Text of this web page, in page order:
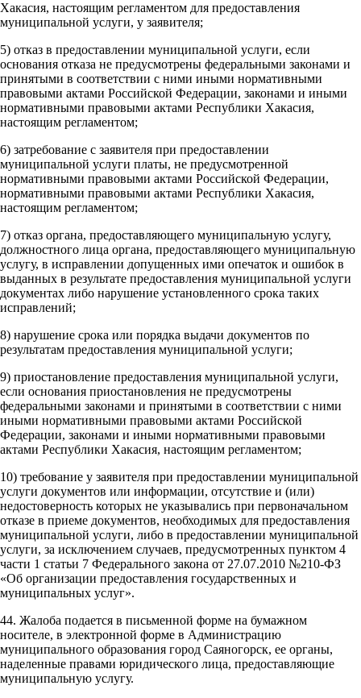
Хакасия, настоящим регламентом для предоставления
муниципальной услуги, у заявителя;
5) отказ в предоставлении муниципальной услуги, если
основания отказа не предусмотрены федеральными законами и
принятыми в соответствии с ними иными нормативными
правовыми актами Российской Федерации, законами и иными
нормативными правовыми актами Республики Хакасия,
настоящим регламентом;
6) затребование с заявителя при предоставлении
муниципальной услуги платы, не предусмотренной
нормативными правовыми актами Российской Федерации,
нормативными правовыми актами Республики Хакасия,
настоящим регламентом;
7) отказ органа, предоставляющего муниципальную услугу,
должностного лица органа, предоставляющего муниципальную
услугу, в исправлении допущенных ими опечаток и ошибок в
выданных в результате предоставления муниципальной услуги
документах либо нарушение установленного срока таких
исправлений;
8) нарушение срока или порядка выдачи документов по
результатам предоставления муниципальной услуги;
9) приостановление предоставления муниципальной услуги,
если основания приостановления не предусмотрены
федеральными законами и принятыми в соответствии с ними
иными нормативными правовыми актами Российской
Федерации, законами и иными нормативными правовыми
актами Республики Хакасия, настоящим регламентом;
10) требование у заявителя при предоставлении муниципальной
услуги документов или информации, отсутствие и (или)
недостоверность которых не указывались при первоначальном
отказе в приеме документов, необходимых для предоставления
муниципальной услуги, либо в предоставлении муниципальной
услуги, за исключением случаев, предусмотренных пунктом 4
части 1 статьи 7 Федерального закона от 27.07.2010 №210-ФЗ
«Об организации предоставления государственных и
муниципальных услуг».
44. Жалоба подается в письменной форме на бумажном
носителе, в электронной форме в Администрацию
муниципального образования город Саяногорск, ее органы,
наделенные правами юридического лица, предоставляющие
муниципальную услугу.